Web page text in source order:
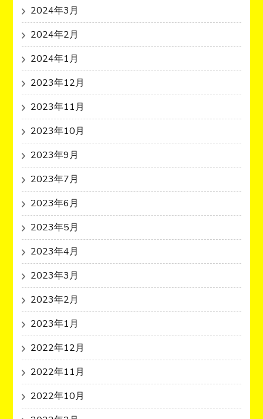
2024年3月
2024年2月
2024年1月
2023年12月
2023年11月
2023年10月
2023年9月
2023年7月
2023年6月
2023年5月
2023年4月
2023年3月
2023年2月
2023年1月
2022年12月
2022年11月
2022年10月